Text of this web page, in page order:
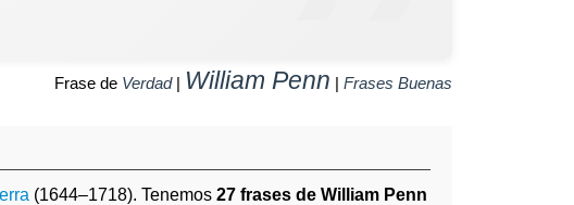
Frase de Verdad| William Penn | Frases Buenas
(1644–1718). Tenemos 27 frases de William Penn